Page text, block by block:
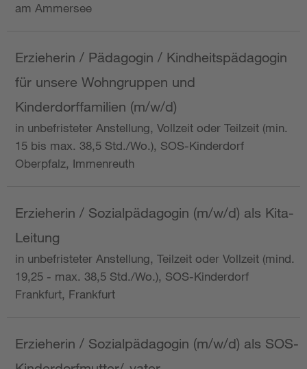
am Ammersee
Erzieherin / Pädagogin / Kindheitspädagogin
für unsere Wohngruppen und
Kinderdorffamilien (m/w/d)
in unbefristeter Anstellung, Vollzeit oder Teilzeit (min.
15 bis max. 38,5 Std./Wo.), SOS-Kinderdorf
Oberpfalz, Immenreuth
Erzieherin / Sozialpädagogin (m/w/d) als Kita-
Leitung
in unbefristeter Anstellung, Teilzeit oder Vollzeit (mind.
19,25 - max. 38,5 Std./Wo.), SOS-Kinderdorf
Frankfurt, Frankfurt
Erzieherin / Sozialpädagogin (m/w/d) als SOS-